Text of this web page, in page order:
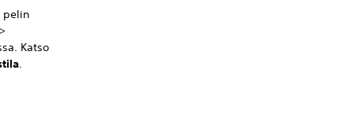
pelin
>
Katso
.